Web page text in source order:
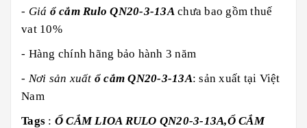
- Giá ổ cắm RuloQN20-3-13Achưa bao gồm thuế
vat 10%
- Hàng chính hãng bảo hành 3 năm
- Nơi sản xuất ổ cắmQN20-3-13A: sản xuất tại Việt
Nam
Tags : Ổ CẮM LIOA RULO QN20-3-13A,Ổ CẮM